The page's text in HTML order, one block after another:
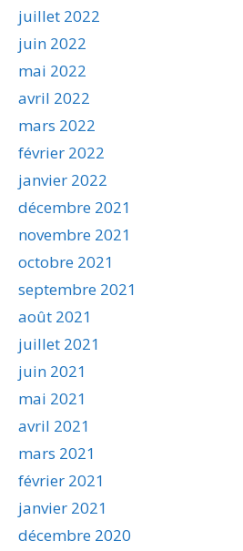
juillet 2022
juin 2022
mai 2022
avril 2022
mars 2022
février 2022
janvier 2022
décembre 2021
novembre 2021
octobre 2021
septembre 2021
août 2021
juillet 2021
juin 2021
mai 2021
avril 2021
mars 2021
février 2021
janvier 2021
décembre 2020